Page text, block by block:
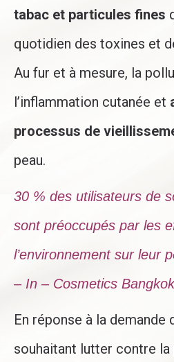
tabac et particules fines
quotidien des toxines et
Au fur et à mesure, la
l’inflammation cutanée et
processus de
peau.
30 % des utilisateurs de
sont préoccupés par les
l’environnement sur leur
– In – Cosmetics
En réponse à la
souhaitant lutter contre